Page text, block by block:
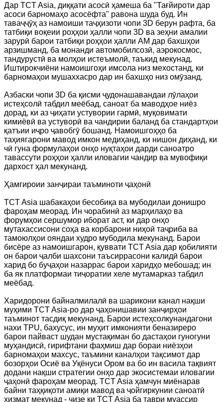
Дар TCT Asia, диққати асосӣ ҳамеша ба "Тағйироти дар
асоси барномаҳо асосёфта" равона шуда буд. Ин
таваҷҷӯҳ аз намоиши таҷҳизоти чопи 3D берун рафта, ба
татбиқи воқеии роҳҳои ҳалли чопи 3D ва зеҳни амалии
зарурӣ барои татбиқи роҳҳои ҳалли AM дар бахшҳои
арзишманд, ба монанди автомобилсозӣ, аэрокосмос,
тандурустӣ ва молҳои истеъмолӣ, таъкид мекунад.
Иштирокчиёни намоишгоҳи имсола низ мехостанд, ки
барномаҳои мушаххасро дар ин бахшҳо низ омӯзанд.
Азбаски чопи 3D ба қисми ҷудонашавандаи лӯлаҳои
истеҳсолӣ табдил меёбад, саноат ба маводҳое ниёз
дорад, ки аз ҷиҳати устувории гармӣ, муқовимати
кимиёвӣ ва устуворӣ ва чандирии баланд ба стандартҳои
қатъии иҷро ҷавобгӯ бошанд. Намоишгоҳҳо ба
таҳиягарони мавод имкон медиҳанд, ки нишон диҳанд, ки
чӣ гуна формулаҳои онҳо нуқтаҳои дарди саноатро
тавассути роҳҳои ҳалли иловагии чандир ва мувофиқи
дархост ҳал мекунанд.
Ҳамгироии занҷираи таъминоти ҷаҳонӣ
TCT Asia шабакаҳои бесобиқа ва мубодилаи донишро
фароҳам меорад. Ин чорабинӣ аз марҳилаҳо ва
форумҳои сершумор иборат аст, ки дар онҳо
мутахассисони соҳа ва корбарони ниҳоӣ таҷриба ва
тамоюлҳои ояндаи худро мубодила мекунанд. Барои
бисёре аз намоишгарон, қуввати TCT Asia дар қобилияти
он барои ҷалби шахсони таъсиррасони калидӣ барои
харид бо буҷаҳои назаррас барои харидҳо мебошад; ин
ба як платформаи тиҷоратии хеле мутамарказ табдил
меёбад.
Харидорони байналмилалӣ ва шарикони канал нақши
муҳими TCT Asia-ро дар ҷаҳонишавии занҷирҳои
таъминот тасдиқ мекунанд. Барои истеҳсолкунандагони
нахи TPU, бахусус, ин муҳит имконияти беназиреро
барои пайваст шудан мустақиман бо дастаҳои гуногуни
муҳандисӣ, гирифтани фаҳмиш дар бораи ниёзҳои
барномаҳои махсус, таъмини каналҳои тақсимот дар
бозорҳои Осиё ва Уқёнуси Ором ва бо ин васила тақвият
додани нақши стратегии онҳо дар экосистемаи иловагии
ҷаҳонӣ фароҳам меорад. TCT Asia ҳамчун миёнарав
байни таҳқиқоти амиқи мавод ва ҷойгиркунии саноатӣ
хизмат мекунад - чизе ки TCT Asia ба таври муассир